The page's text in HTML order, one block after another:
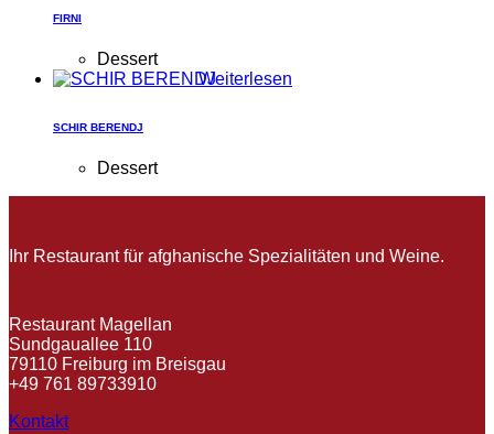
FIRNI
Dessert
Weiterlesen
SCHIR BERENDJ
Dessert
Ihr Restaurant für afghanische Spezialitäten und Weine.
Restaurant Magellan
Sundgauallee 110
79110 Freiburg im Breisgau
+49 761 89733910
Kontakt